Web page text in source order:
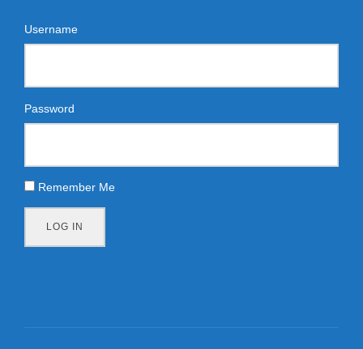
Username
Password
Remember Me
LOG IN